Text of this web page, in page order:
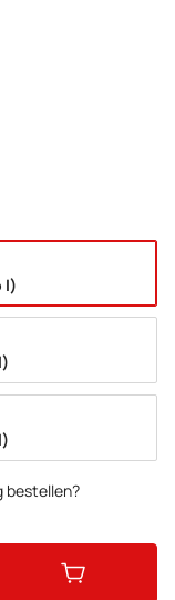
l)
bestellen?